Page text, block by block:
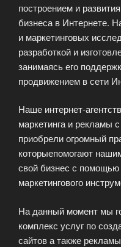
построением и
бизнеса в Интернете.
и маркетинговых
разработкой и
занимаясь его
продвижением в сети
Наше интернет-
маркетинга и рекламы
приобрели огромный
которыепомогают
свой бизнес с помощью
маркетингового
На данный момент мы
комплекс услуг по
сайтов а также